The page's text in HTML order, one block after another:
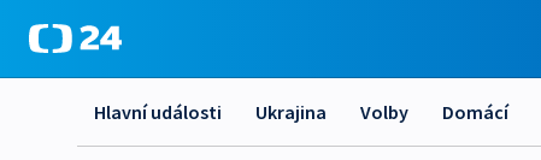
Hlavní události Ukrajina Volby Domácí